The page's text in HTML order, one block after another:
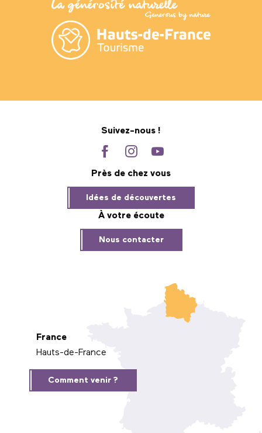
Suivez-nous !
Près de chez vous
Idées de découvertes
À votre écoute
Nous contacter
France
Hauts-de-France
Comment venir ?